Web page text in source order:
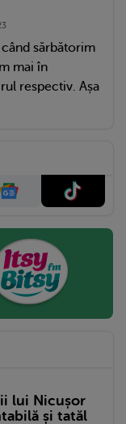
sărbătorim
mai în
respectiv. Așa
lui Nicușor
și tatăl